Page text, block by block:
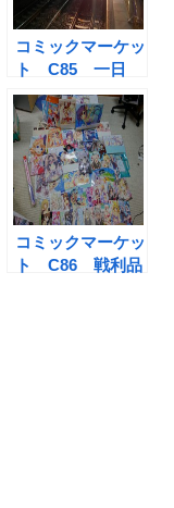
コミックマーケッ
ト C85 一日
目 ムーンライト
ながらに揺られて
コミックマーケッ
ト C86 戦利品